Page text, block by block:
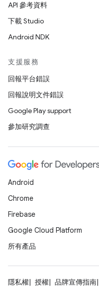
API 參考資料
下載 Studio
Android NDK
支援服務
回報平台錯誤
回報說明文件錯誤
Google Play support
參加研究調查
Android
Chrome
Firebase
Google Cloud Platform
所有產品
隱私權 授權 品牌宣傳指南